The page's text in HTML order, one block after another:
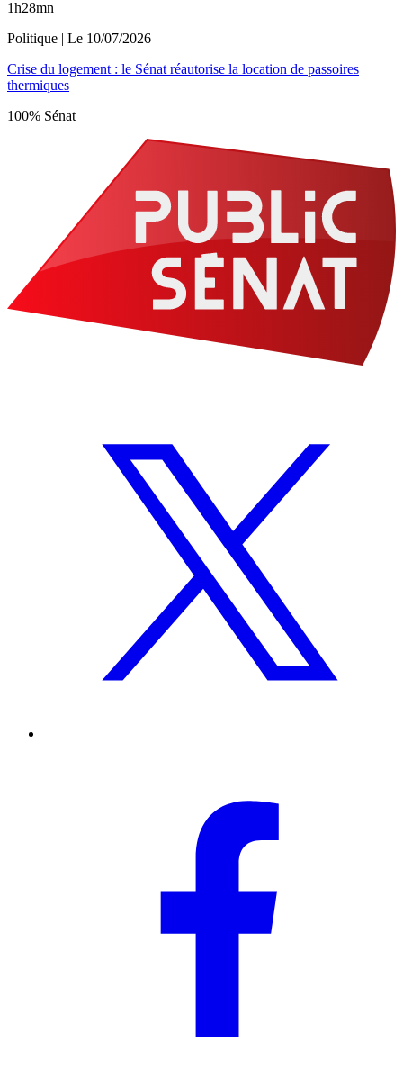
1h28mn
Politique | Le 10/07/2026
Crise du logement : le Sénat réautorise la location de passoires
thermiques
100% Sénat